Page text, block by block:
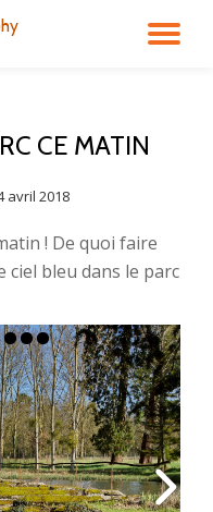
CE MATIN
avril 2018
! De quoi faire
ciel bleu dans le parc